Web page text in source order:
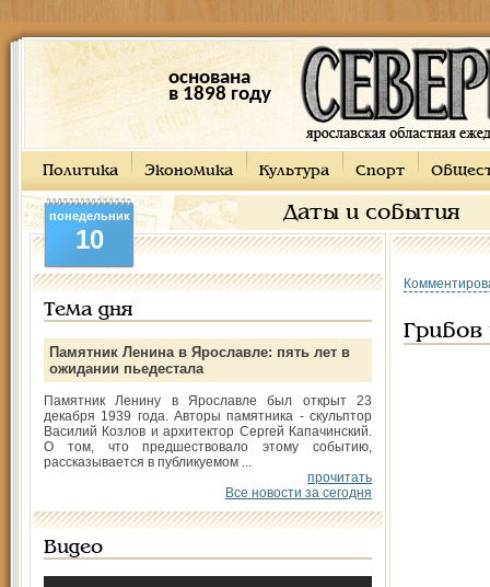
основана
в 1898 году
Политика Экономика Культура Спорт
Даты и события
понедельник
10
Тема дня
Памятник Ленина в Ярославле: пять лет в
ожидании пьедестала
Памятник Ленину в Ярославле был открыт 23
декабря 1939 года. Авторы памятника - скульптор
Василий Козлов и архитектор Сергей Капачинский.
О том, что предшествовало этому событию,
рассказывается в публикуемом ...
прочитать
Все новости за сегодня
Видео
Грибов